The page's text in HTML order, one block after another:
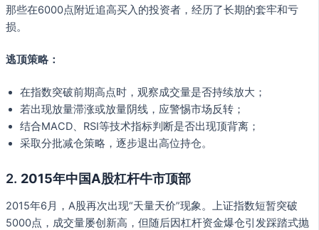
那些在6000点附近追高买入的投资者，经历了长期的套牢和亏
损。
逃顶策略：
在指数突破前期高点时，观察成交量是否持续放大；
若出现放量滞涨或放量阴线，应警惕市场反转；
结合MACD、RSI等技术指标判断是否出现顶背离；
采取分批减仓策略，逐步退出高位持仓。
2. 2015年中国A股杠杆牛市顶部
2015年6月，A股再次出现“天量天价”现象。上证指数短暂突破
5000点，成交量屡创新高，但随后因杠杆资金爆仓引发踩踏式抛